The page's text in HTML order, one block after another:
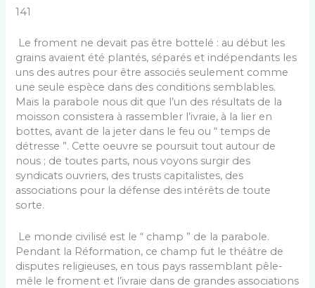
141
Le froment ne devait pas être bottelé : au début les
grains avaient été plantés, séparés et indépendants les
uns des autres pour être associés seulement comme
une seule espèce dans des conditions semblables.
Mais la parabole nous dit que l’un des résultats de la
moisson consistera à rassembler l’ivraie, à la lier en
bottes, avant de la jeter dans le feu ou “ temps de
détresse ”. Cette oeuvre se poursuit tout autour de
nous ; de toutes parts, nous voyons surgir des
syndicats ouvriers, des trusts capitalistes, des
associations pour la défense des intérêts de toute
sorte.
Le monde civilisé est le “ champ ” de la parabole.
Pendant la Réformation, ce champ fut le théâtre de
disputes religieuses, en tous pays rassemblant pêle-
mêle le froment et l’ivraie dans de grandes associations